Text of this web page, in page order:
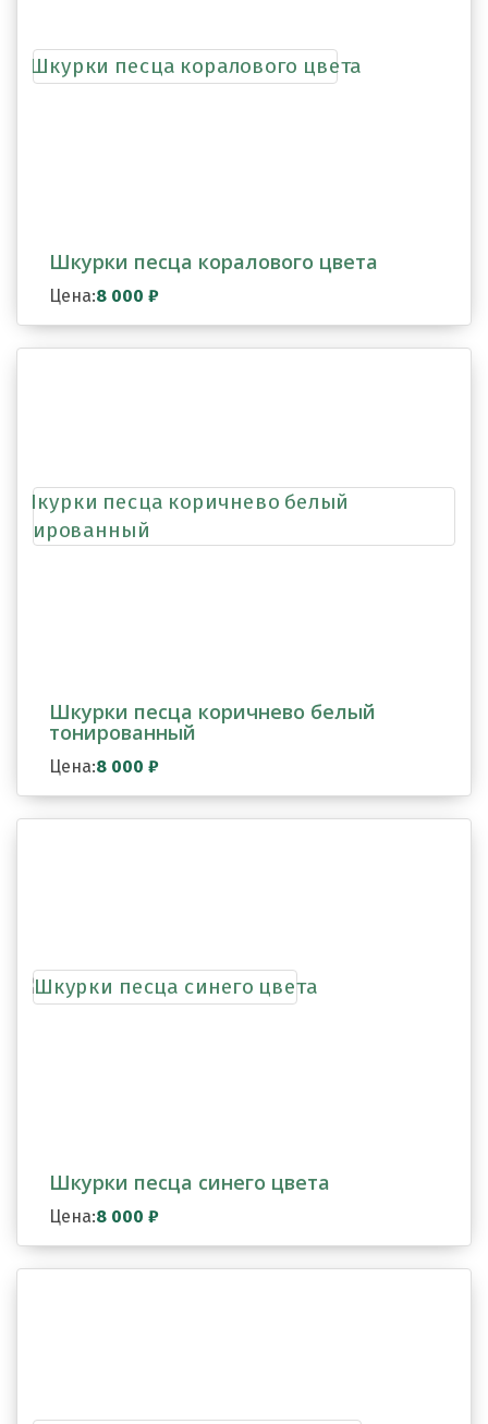
Шкурки песца коралового цвета
Цена:8 000 ₽
Шкурки песца коричнево белый
тонированный
Цена:8 000 ₽
Шкурки песца синего цвета
Цена:8 000 ₽